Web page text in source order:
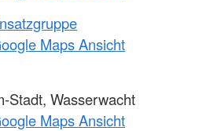
Maps Ansicht
Stadt, Wasserwacht
Maps Ansicht